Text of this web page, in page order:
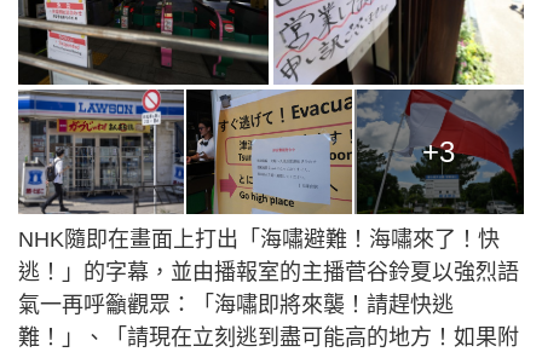
+3
NHK隨即在畫面上打出「海嘯避難！海嘯來了！快
逃！」的字幕，並由播報室的主播菅谷鈴夏以強烈語
氣一再呼籲觀眾：「海嘯即將來襲！請趕快逃
難！」、「請現在立刻逃到盡可能高的地方！如果附